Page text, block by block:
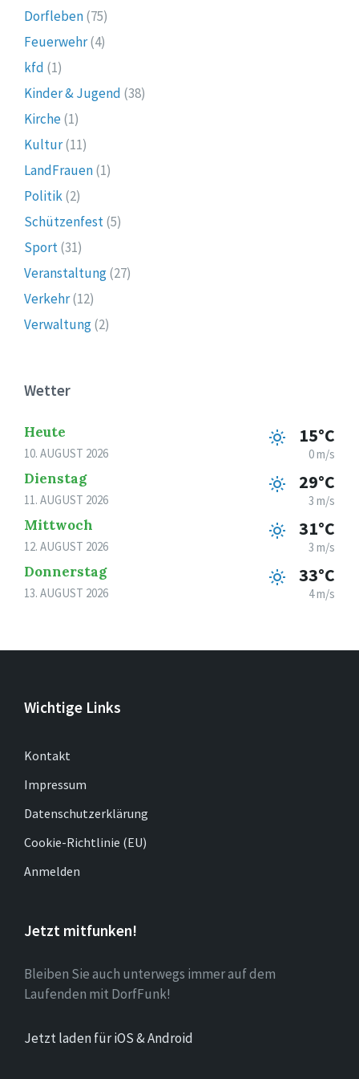
Dorfleben(75)
Feuerwehr(4)
kfd (1)
Kinder & Jugend (38)
Kirche(1)
Kultur(11)
LandFrauen(1)
Politik(2)
Schützenfest(5)
Sport(31)
Veranstaltung(27)
Verkehr(12)
Verwaltung(2)
Wetter
Heute
10. AUGUST 2026
15°C
0 m/s
Dienstag
11. AUGUST 2026
29°C
3 m/s
Mittwoch
12. AUGUST 2026
31°C
3 m/s
Donnerstag
13. AUGUST 2026
33°C
4 m/s
Wichtige Links
Kontakt
Impressum
Datenschutzerklärung
Cookie-Richtlinie (EU)
Anmelden
Jetzt mitfunken!
Bleiben Sie auch unterwegs immer auf dem
Laufenden mit DorfFunk!
Jetzt laden für iOS & Android